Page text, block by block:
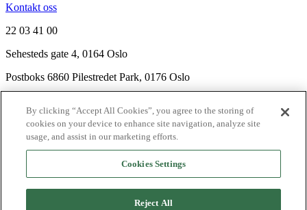
Kontakt oss
22 03 41 00
Sehesteds gate 4, 0164 Oslo
Postboks 6860 Pilestredet Park, 0176 Oslo
Nyhetsbrev
Ledige stillinger
Send inn manus
By clicking “Accept All Cookies”, you agree to the storing of
cookies on your device to enhance site navigation, analyze site
usage, and assist in our marketing efforts.
Cookies Settings
Reject All